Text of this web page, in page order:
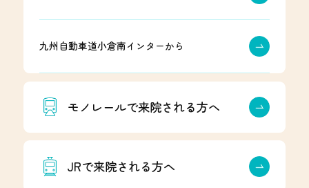
九州自動車道小倉南インターから
モノレールで来院される方へ
JRで来院される方へ